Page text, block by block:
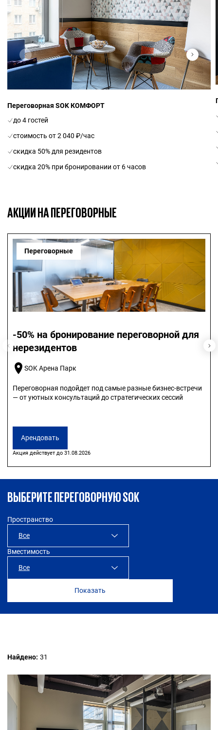
Переговорная SOK КОМФОРТ
до 4 гостей
стоимость от 2 040 ₽/час
скидка 50% для резидентов
скидка 20% при бронировании от 6 часов
АКЦИИ НА ПЕРЕГОВОРНЫЕ
Переговорные
-50% на бронирование переговорной для
нерезидентов
SOK Арена Парк
Переговорная подойдет под самые разные бизнес-встречи
— от уютных консультаций до стратегических сессий
Арендовать
Акция действует до 31.08.2026
ВЫБЕРИТЕ ПЕРЕГОВОРНУЮ SOK
Пространство
Все
SOK Рыбаков Тауэр
SOK Сады Пекина
Вместимость
Все
до 10 человек
Найдено: 31